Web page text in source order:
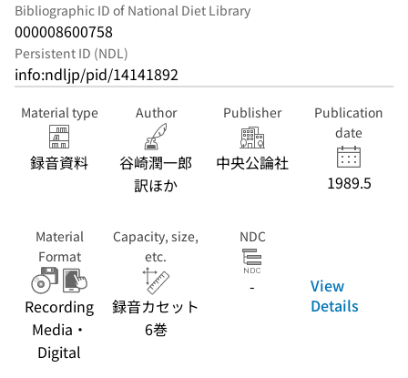
Bibliographic ID of National Diet Library
000008600758
Persistent ID (NDL)
info:ndljp/pid/14141892
Material type
録音資料
Author
谷崎潤一郎
訳ほか
Publisher
中央公論社
Publication
date
1989.5
Material
Format
Recording
Media・
Digital
Capacity, size,
etc.
録音カセット
6巻
NDC
-
View
Details